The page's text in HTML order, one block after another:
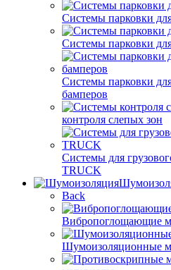
Системы парковки
Системы парковки
Системы парковки
бамперов
контроля слепых зон
Системы для
TRUCK
Back
Вибропоглощающие
Шумоизоляционные